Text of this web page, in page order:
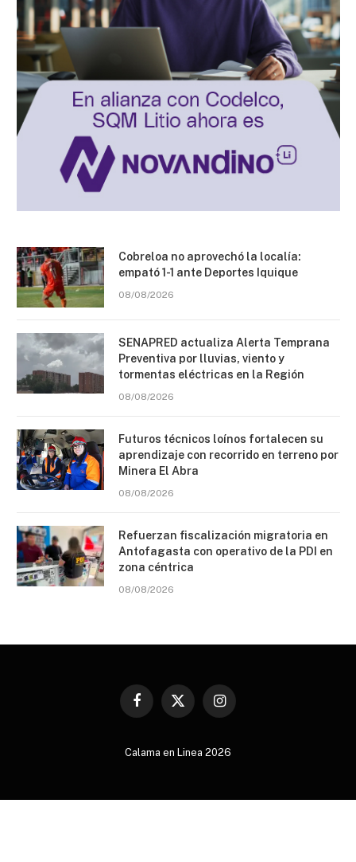
Cobreloa no aprovechó la localía:
empató 1-1 ante Deportes Iquique
08/08/2026
SENAPRED actualiza Alerta Temprana
Preventiva por lluvias, viento y
tormentas eléctricas en la Región
08/08/2026
Futuros técnicos loínos fortalecen su
aprendizaje con recorrido en terreno por
Minera El Abra
08/08/2026
Refuerzan fiscalización migratoria en
Antofagasta con operativo de la PDI en
zona céntrica
08/08/2026
Facebook
X
Instagram
Calama en Linea 2026